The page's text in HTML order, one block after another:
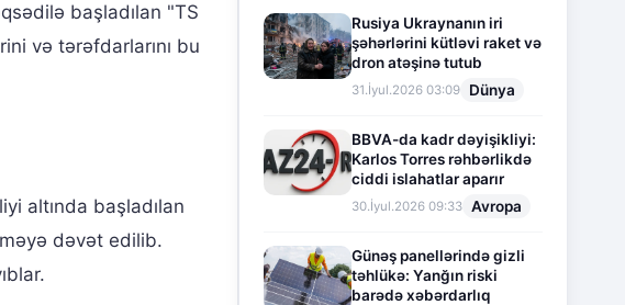
başladılan "TS
və tərəfdarlarını bu
altında başladılan
dəvət edilib.
Rusiya Ukraynanın iri
şəhərlərini kütləvi raket və
dron atəşinə tutub
31.İyul.2026 03:09 Dünya
BBVA-da kadr dəyişikliyi:
Karlos Torres rəhbərlikdə
ciddi islahatlar aparır
30.İyul.2026 09:33 Avropa
Günəş panellərində gizli
təhlükə: Yanğın riski
barədə xəbərdarlıq